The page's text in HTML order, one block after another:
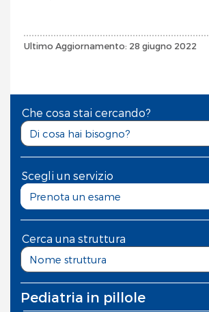
Ultimo Aggiornamento: 28 giugno 2022
Che cosa stai cercando?
Scegli un servizio
Prenota un esame
Cerca una struttura
Pediatria in pillole